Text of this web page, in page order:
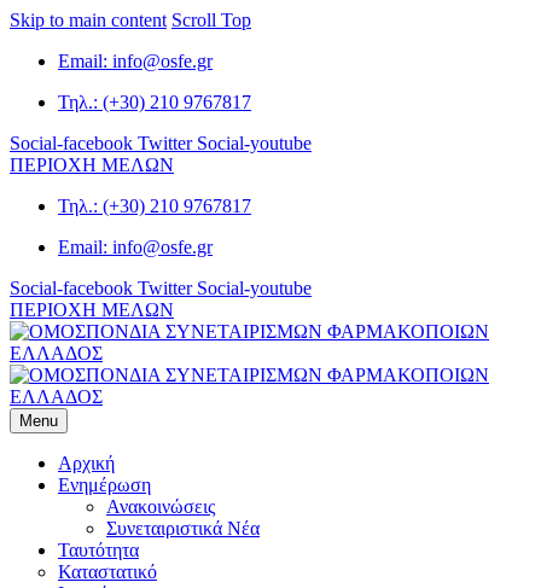
Skip to main content Scroll Top
Email: info@osfe.gr
Τηλ.: (+30) 210 9767817
Social-facebook Twitter Social-youtube
ΠΕΡΙΟΧΗ ΜΕΛΩΝ
Τηλ.: (+30) 210 9767817
Email: info@osfe.gr
Social-facebook Twitter Social-youtube
ΠΕΡΙΟΧΗ ΜΕΛΩΝ
Menu
Αρχική
Ενημέρωση
Ανακοινώσεις
Συνεταιριστικά Νέα
Ταυτότητα
Καταστατικό